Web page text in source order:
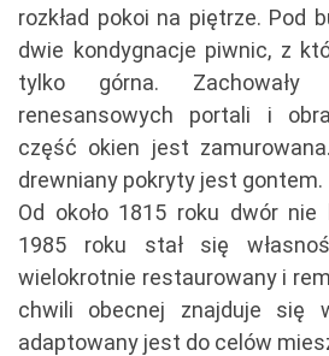
rozkład pokoi na piętrze. Pod
dwie kondygnacje piwnic, z
tylko górna. Zachowały
renesansowych portali i
część okien jest
drewniany pokryty jest gontem.
Od około 1815 roku dwór nie
1985 roku stał się
wielokrotnie restaurowany i
chwili obecnej znajduje się
adaptowany jest do celów